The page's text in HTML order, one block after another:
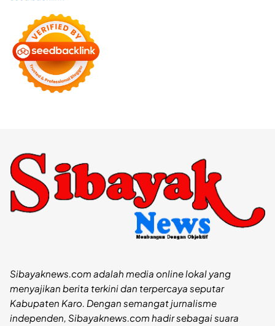
Sibayaknews.com adalah media online lokal yang
menyajikan berita terkini dan terpercaya seputar
Kabupaten Karo. Dengan semangat jurnalisme
independen, Sibayaknews.com hadir sebagai suara